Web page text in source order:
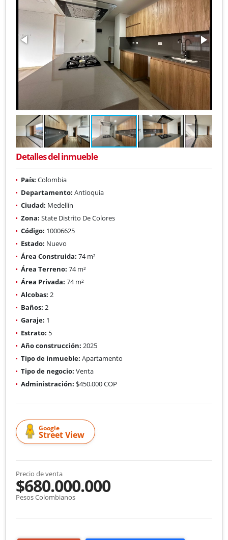
Detalles del inmueble
País: Colombia
Departamento: Antioquia
Ciudad: Medellín
Zona: State Distrito De Colores
Código: 10006625
Estado: Nuevo
Área Construida: 74 m²
Área Terreno: 74 m²
Área Privada: 74 m²
Alcobas: 2
Baños: 2
Garaje: 1
Estrato: 5
Año construcción: 2025
Tipo de inmueble: Apartamento
Tipo de negocio: Venta
Administración: $450.000 COP
Google
Street View
Precio de venta
$680.000.000
Pesos Colombianos